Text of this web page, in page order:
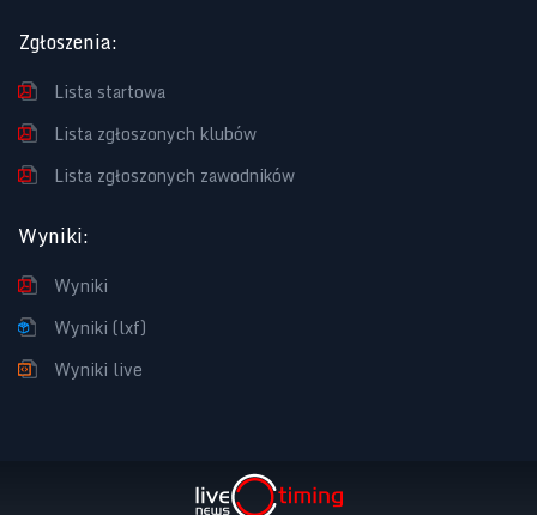
Zgłoszenia:
Lista startowa
Lista zgłoszonych klubów
Lista zgłoszonych zawodników
Wyniki:
Wyniki
Wyniki (lxf)
Wyniki live